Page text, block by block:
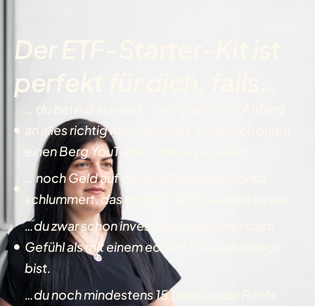
Der ETF-Starter-Kit ist
perfekt für dich, falls…
… du bei null startest – und gleich von Anfang
an alles richtig machen willst, ohne dich durch
einen Berg YouTube-Videos zu quälen.
… noch Geld auf deinem Tagesgeldkonto
schlummert, das endlich für dich arbeiten soll.
…du zwar schon investierst, aber eher nach
Gefühl als mit einem echten Plan unterwegs
bist.
…du noch mindestens 15 Jahre bis zur Rente